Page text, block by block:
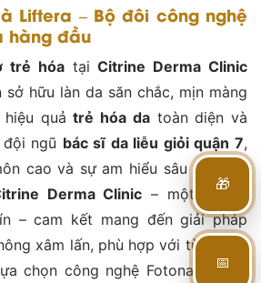
Liftera – Bộ đôi công nghệ
hàng đầu
trẻ hóatạiCitrine Derma Clinic
hữu làn da săn chắc, mịn màng
hiệu quảtrẻ hóa datoàn diện và
ngũ bác sĩ da liễu giỏi quận 7,
cao và sự am hiểu sâu về từng
Derma Clinic – một phòng
– cam kết mang đến giải pháp
xâm lấn, phù hợp với từng tình
chọn công nghệ Fotona 4D/6D,
🎁
📅